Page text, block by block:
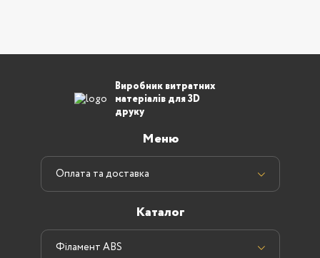
Виробник витратних
матеріалів для 3D
друку
Меню
Оплата та доставка
Каталог
Філамент ABS